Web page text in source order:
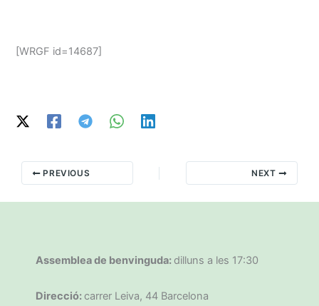
[WRGF id=14687]
PREVIOUS NEXT
Assemblea de benvinguda: dilluns a les 17:30
Direcció: carrer Leiva, 44 Barcelona